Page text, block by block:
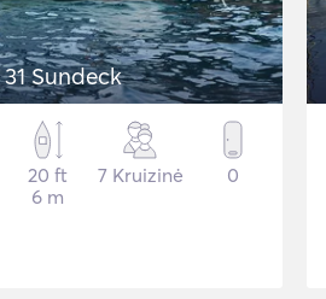
Sundeck
20 ft
6 m
7 Kruizinė 0